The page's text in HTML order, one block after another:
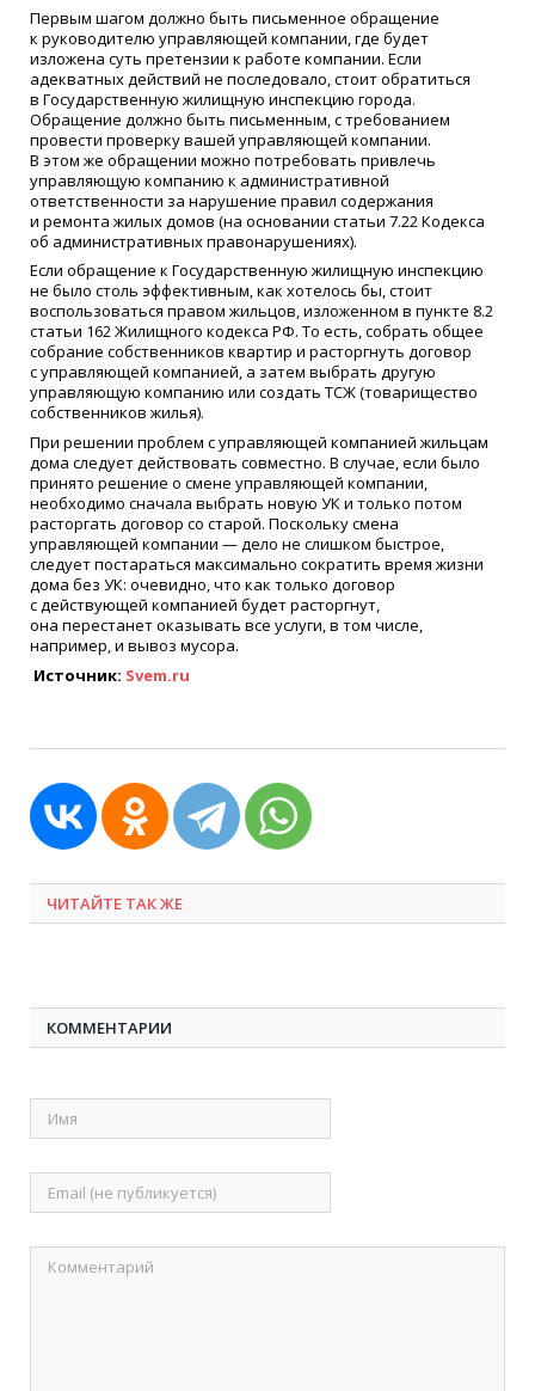
Первым шагом должно быть письменное обращение
к руководителю управляющей компании, где будет
изложена суть претензии к работе компании. Если
адекватных действий не последовало, стоит обратиться
в Государственную жилищную инспекцию города.
Обращение должно быть письменным, с требованием
провести проверку вашей управляющей компании.
В этом же обращении можно потребовать привлечь
управляющую компанию к административной
ответственности за нарушение правил содержания
и ремонта жилых домов (на основании статьи 7.22 Кодекса
об административных правонарушениях).
Если обращение к Государственную жилищную инспекцию
не было столь эффективным, как хотелось бы, стоит
воспользоваться правом жильцов, изложенном в пункте 8.2
статьи 162 Жилищного кодекса РФ. То есть, собрать общее
собрание собственников квартир и расторгнуть договор
с управляющей компанией, а затем выбрать другую
управляющую компанию или создать ТСЖ(товарищество
собственников жилья).
При решении проблем с управляющей компанией жильцам
дома следует действовать совместно. В случае, если было
принято решение о смене управляющей компании,
необходимо сначала выбрать новую УК и только потом
расторгать договор со старой. Поскольку смена
управляющей компании — дело не слишком быстрое,
следует постараться максимально сократить время жизни
дома без УК: очевидно, что как только договор
с действующей компанией будет расторгнут,
она перестанет оказывать все услуги, в том числе,
например, и вывоз мусора.
Источник: Svem.ru
ЧИТАЙТЕ ТАК ЖЕ
КОММЕНТАРИИ